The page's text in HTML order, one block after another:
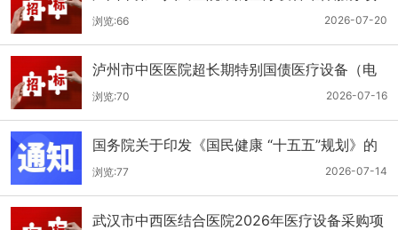
目（2026年第1批）(二次)（项目编号：GZSY-
2026FW-06）采购更正公告
2026-07-20
浏览:66
泸州市中医医院超长期特别国债医疗设备（电
子胃肠镜系统）采购更正公告（第二次）2026-07-16
浏览:70
国务院关于印发《国民健康 “十五五”规划》的
通知
2026-07-14
浏览:77
武汉市中西医结合医院2026年医疗设备采购项